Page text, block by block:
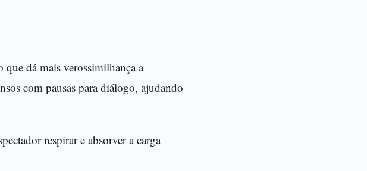
dá mais verossimilhança a
com pausas para diálogo, ajudando
respirar e absorver a carga